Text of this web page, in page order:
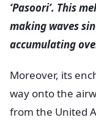
‘Pasoori’. This
making waves
accumulating
Moreover, its
way onto the
from the United